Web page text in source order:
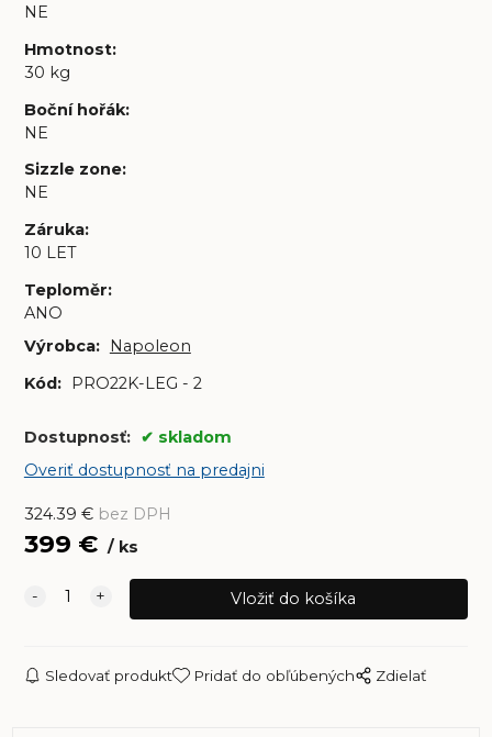
NE
Hmotnost:
30 kg
Boční hořák:
NE
Sizzle zone:
NE
Záruka:
10 LET
Teploměr:
ANO
Výrobca:
Napoleon
Kód: PRO22K-LEG - 2
Dostupnosť:
skladom
Overiť dostupnosť na predajni
324.39 € bez DPH
399 € ks
Sledovať produkt Pridať do obľúbených Zdielať